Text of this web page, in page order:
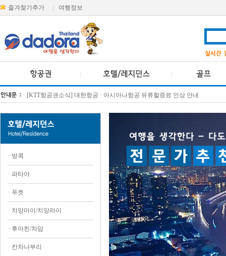
즐겨찾기추가 여행정보
[KTT항공권소식] 대한항공 · 아시아나항공 유류할증료 인상 안내
· 방콕
· 파타야
· 푸켓
· 치앙마이/치앙라이
· 후아힌/차암
· 칸차나부리